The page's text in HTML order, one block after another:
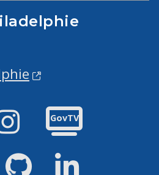
Instagram
GovTV
GitHub